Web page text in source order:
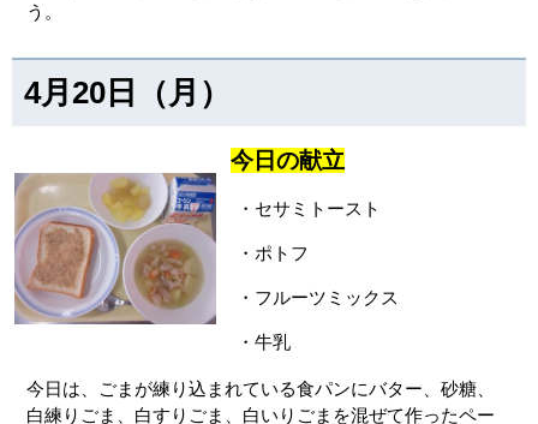
う。
4月20日（月）
今日の献立
・セサミトースト
・ポトフ
・フルーツミックス
・牛乳
今日は、ごまが練り込まれている食パンにバター、砂糖、
白練りごま、白すりごま、白いりごまを混ぜて作ったペー